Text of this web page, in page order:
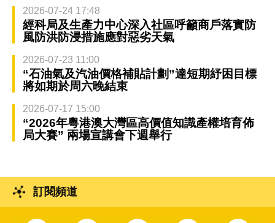
2026-07-24 17:48
經科局及生產力中心深入社區呼籲商戶落實防
風防洪防浸措施應對惡劣天氣
2026-07-23 11:00
“石油氣及汽油價格補貼計劃”達短期紓困目標
將如期於周六晚結束
2026-07-17 15:00
“2026年粵港澳大灣區高價值知識產權培育佈
局大賽” 兩場宣講會下週舉行
訂閱頻道